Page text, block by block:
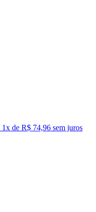
1x de R$ 74,96 sem juros